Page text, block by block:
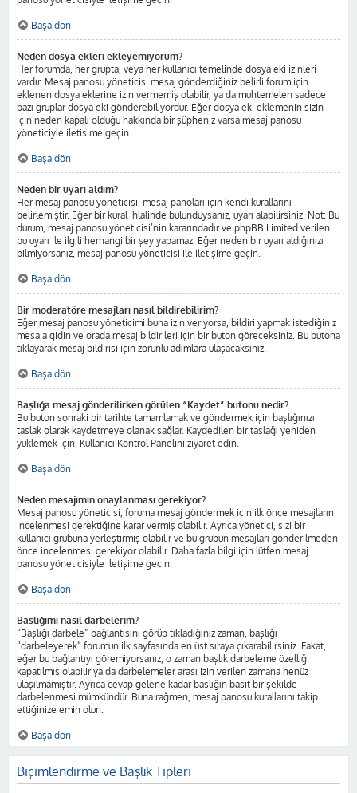
Başa dön
Neden dosya ekleri ekleyemiyorum?
Her forumda, her grupta, veya her kullanıcı temelinde dosya eki izinleri
vardır. Mesaj panosu yöneticisi mesaj gönderdiğiniz belirli forum için
eklenen dosya eklerine izin vermemiş olabilir, ya da muhtemelen sadece
bazı gruplar dosya eki gönderebiliyordur. Eğer dosya eki eklemenin sizin
için neden kapalı olduğu hakkında bir şüpheniz varsa mesaj panosu
yöneticiyle iletişime geçin.
Başa dön
Neden bir uyarı aldım?
Her mesaj panosu yöneticisi, mesaj panoları için kendi kurallarını
belirlemiştir. Eğer bir kural ihlalinde bulunduysanız, uyarı alabilirsiniz. Not: Bu
durum, mesaj panosu yöneticisi’nin kararındadır ve phpBB Limited verilen
bu uyarı ile ilgili herhangi bir şey yapamaz. Eğer neden bir uyarı aldığınızı
bilmiyorsanız, mesaj panosu yöneticisi ile iletişime geçin.
Başa dön
Bir moderatöre mesajları nasıl bildirebilirim?
Eğer mesaj panosu yöneticimi buna izin veriyorsa, bildiri yapmak istediğiniz
mesaja gidin ve orada mesaj bildirileri için bir buton göreceksiniz. Bu butona
tıklayarak mesaj bildirisi için zorunlu adımlara ulaşacaksınız.
Başa dön
Başlığa mesaj gönderilirken görülen “Kaydet” butonu nedir?
Bu buton sonraki bir tarihte tamamlamak ve göndermek için başlığınızı
taslak olarak kaydetmeye olanak sağlar. Kaydedilen bir taslağı yeniden
yüklemek için, Kullanıcı Kontrol Panelini ziyaret edin.
Başa dön
Neden mesajımın onaylanması gerekiyor?
Mesaj panosu yöneticisi, foruma mesaj göndermek için ilk önce mesajların
incelenmesi gerektiğine karar vermiş olabilir. Ayrıca yönetici, sizi bir
kullanıcı grubuna yerleştirmiş olabilir ve bu grubun mesajları gönderilmeden
önce incelenmesi gerekiyor olabilir. Daha fazla bilgi için lütfen mesaj
panosu yöneticisiyle iletişime geçin.
Başa dön
Başlığımı nasıl darbelerim?
“Başlığı darbele” bağlantısını görüp tıkladığınız zaman, başlığı
“darbeleyerek” forumun ilk sayfasında en üst sıraya çıkarabilirsiniz. Fakat,
eğer bu bağlantıyı göremiyorsanız, o zaman başlık darbeleme özelliği
kapatılmış olabilir ya da darbelemeler arası izin verilen zamana henüz
ulaşılmamıştır. Ayrıca cevap gelene kadar başlığın basit bir şekilde
darbelenmesi mümkündür. Buna rağmen, mesaj panosu kurallarını takip
ettiğinize emin olun.
Başa dön
Biçimlendirme ve Başlık Tipleri